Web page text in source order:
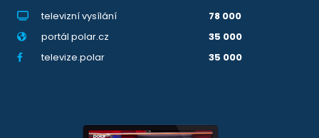
televizní vysílání
78 000
portál polar.cz
35 000
televize.polar
35 000